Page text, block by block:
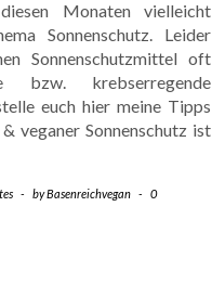
Monaten vielleicht
Sonnenschutz. Leider
Sonnenschutzmittel oft
bzw. krebserregende
euch hier meine Tipps
veganer Sonnenschutz ist
- byBasenreichvegan -
0